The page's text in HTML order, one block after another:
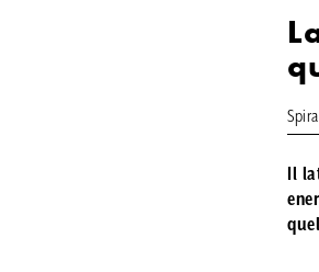
Il